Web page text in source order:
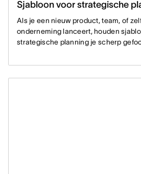
Sjabloon voor strategische
Als je een nieuw product, team, of
onderneming lanceert, houden
strategische planning je scherp